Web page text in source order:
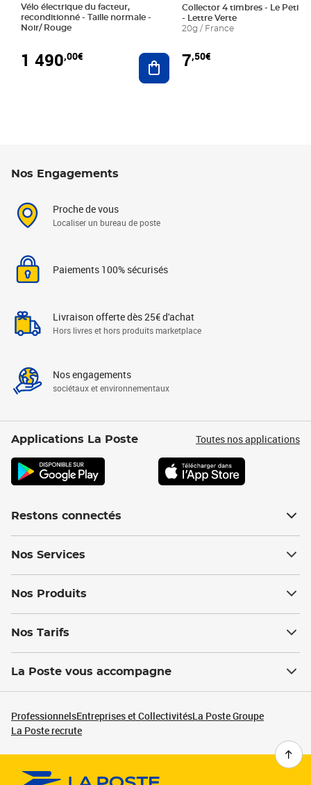
Vélo électrique du facteur,
reconditionné - Taille normale -
Noir/ Rouge
1 490,00€ Ajouter au panier
Collector 4 timbres - Le Petit
- Lettre Verte
20g / France
7,50€
Nos Engagements
Proche de vous
Localiser un bureau de poste
Paiements 100% sécurisés
Livraison offerte dès 25€ d'achat
Hors livres et hors produits marketplace
Nos engagements
sociétaux et environnementaux
Applications La Poste Toutes nos applications
Restons connectés
Nos Services
Nos Produits
Nos Tarifs
La Poste vous accompagne
ProfessionnelsEntreprises et CollectivitésLa Poste Groupe
La Poste recrute